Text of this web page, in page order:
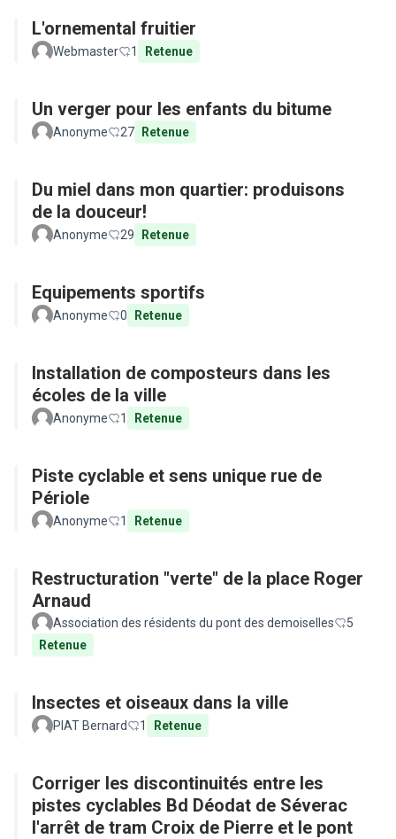
L'ornemental fruitier
Webmaster 1 Retenue
Un verger pour les enfants du bitume
Anonyme 27 Retenue
Du miel dans mon quartier: produisons
de la douceur!
Anonyme 29 Retenue
Equipements sportifs
Anonyme 0 Retenue
Installation de composteurs dans les
écoles de la ville
Anonyme 1 Retenue
Piste cyclable et sens unique rue de
Périole
Anonyme 1 Retenue
Restructuration "verte" de la place Roger
Arnaud
Association des résidents du pont des demoiselles
5
Retenue
Insectes et oiseaux dans la ville
PIAT Bernard 1 Retenue
Corriger les discontinuités entre les
pistes cyclables Bd Déodat de Séverac
l'arrêt de tram Croix de Pierre et le pont